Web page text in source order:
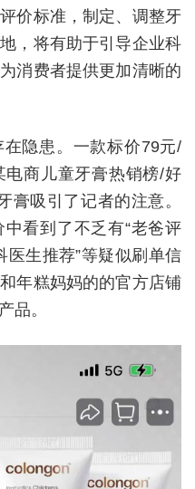
价标准，制定、调整牙
，将有助于引导企业科
消费者提供更加清晰的
隐患。一款标价79元/
商儿童牙膏热销榜/好
膏吸引了记者的注意。
看到了不乏有“老爸评
医生推荐”等疑似刷单信
年糕妈妈的的官方店铺
品。